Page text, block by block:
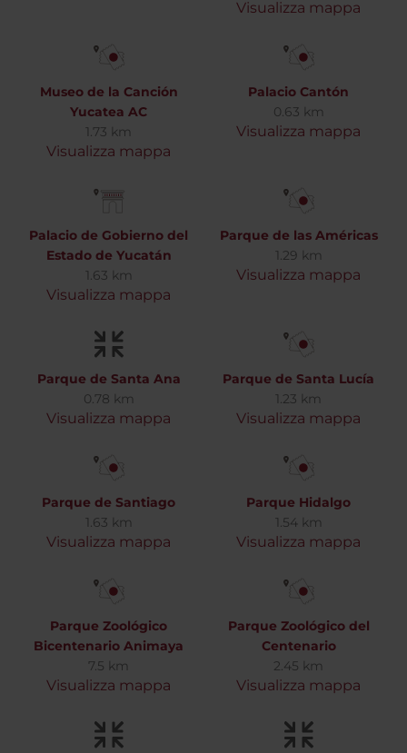
Visualizza mappa
Museo de la Canción
Yucatea AC
1.73 km
Visualizza mappa
Palacio Cantón
0.63 km
Visualizza mappa
Palacio de Gobierno del
Estado de Yucatán
1.63 km
Visualizza mappa
Parque de las Américas
1.29 km
Visualizza mappa
Parque de Santa Ana
0.78 km
Visualizza mappa
Parque de Santa Lucía
1.23 km
Visualizza mappa
Parque de Santiago
1.63 km
Visualizza mappa
Parque Hidalgo
1.54 km
Visualizza mappa
Parque Zoológico
Bicentenario Animaya
7.5 km
Visualizza mappa
Parque Zoológico del
Centenario
2.45 km
Visualizza mappa